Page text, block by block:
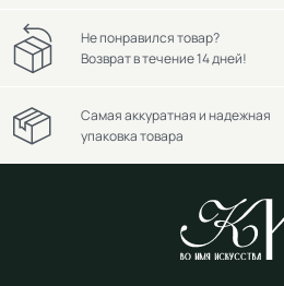
Не понравился товар?
Возврат в течение 14 дней!
Самая аккуратная и надежная
упаковка товара